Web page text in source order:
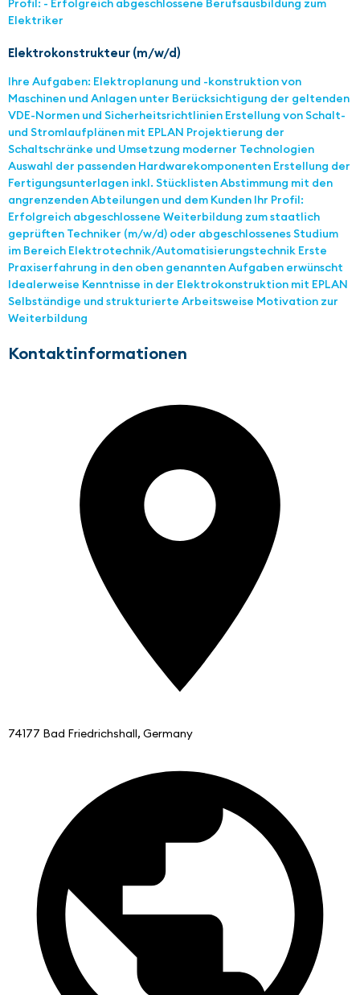
Profil: - Erfolgreich abgeschlossene Berufsausbildung zum
Elektriker
Elektrokonstrukteur (m/w/d)
Ihre Aufgaben: Elektroplanung und -konstruktion von
Maschinen und Anlagen unter Berücksichtigung der geltenden
VDE-Normen und Sicherheitsrichtlinien Erstellung von Schalt-
und Stromlaufplänen mit EPLAN Projektierung der
Schaltschränke und Umsetzung moderner Technologien
Auswahl der passenden Hardwarekomponenten Erstellung der
Fertigungsunterlagen inkl. Stücklisten Abstimmung mit den
angrenzenden Abteilungen und dem Kunden Ihr Profil:
Erfolgreich abgeschlossene Weiterbildung zum staatlich
geprüften Techniker (m/w/d) oder abgeschlossenes Studium
im Bereich Elektrotechnik/Automatisierungstechnik Erste
Praxiserfahrung in den oben genannten Aufgaben erwünscht
Idealerweise Kenntnisse in der Elektrokonstruktion mit EPLAN
Selbständige und strukturierte Arbeitsweise Motivation zur
Weiterbildung
Kontaktinformationen
74177 Bad Friedrichshall, Germany